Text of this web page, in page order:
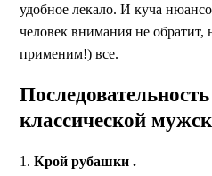
удобное лекало. И куча
человек внимания не
применим!) все.
классической
1. Крой рубашки .